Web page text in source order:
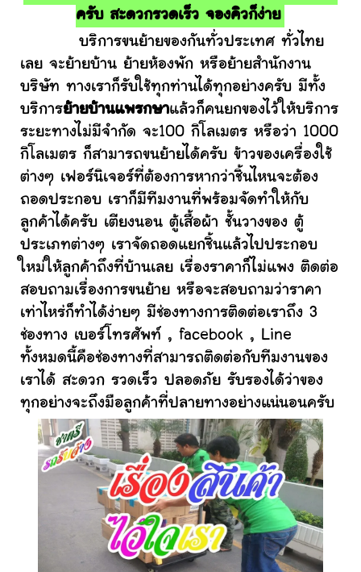
ครับ สะดวกรวดเร็ว จองคิวก็ง่าย
บริการขนย้ายของกันทั่วประเทศ ทั่วไทย
เลย จะย้ายบ้าน ย้ายห้องพัก หรือย้ายสำนักงาน
บริษัท ทางเราก็รับใช้ทุกท่านได้ทุกอย่างครับ มีทั้ง
บริการย้ายบ้านแพรกษาแล้วก็คนยกของไว้ให้บริการ
ระยะทางไม่มีจำกัด จะ100 กิโลเมตร หรือว่า 1000
กิโลเมตร ก็สามารถขนย้ายได้ครับ ข้าวของเครื่องใช้
ต่างๆ เฟอร์นิเจอร์ที่ต้องการหากว่าชิ้นไหนจะต้อง
ถอดประกอบ เราก็มีทีมงานที่พร้อมจัดทำให้กับ
ลูกค้าได้ครับ เตียงนอน ตู้เสื้อผ้า ชั้นวางของ ตู้
ประเภทต่างๆ เราจัดถอดแยกชิ้นแล้วไปประกอบ
ใหม่ให้ลูกค้าถึงที่บ้านเลย เรื่องราคาก็ไม่แพง ติดต่อ
สอบถามเรื่องการขนย้าย หรือจะสอบถามว่าราคา
เท่าไหร่ก็ทำได้ง่ายๆ มีช่องทางการติดต่อเราถึง 3
ช่องทาง เบอร์โทรศัพท์ , facebook , Line
ทั้งหมดนี้คือช่องทางที่สามารถติดต่อกับทีมงานของ
เราได้ สะดวก รวดเร็ว ปลอดภัย รับรองได้ว่าของ
ทุกอย่างจะถึงมือลูกค้าที่ปลายทางอย่างแน่นอนครับ